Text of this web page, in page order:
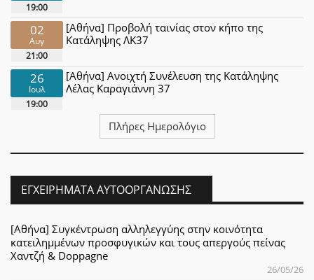
19:00
02
Αυγ
21:00
[Αθήνα] Προβολή ταινίας στον κήπο της
Κατάληψης ΛΚ37
26
Ιουλ
19:00
[Αθήνα] Ανοιχτή Συνέλευση της Κατάληψης
Λέλας Καραγιάννη 37
Πλήρες Ημερολόγιο
ΕΓΧΕΙΡΉΜΑΤΑ ΑΥΤΟΟΡΓΆΝΩΣΗΣ
[Αθήνα] Συγκέντρωση αλληλεγγύης στην κοινότητα
κατειλημμένων προσφυγικών και τους απεργούς πείνας
Χαντζή & Doppagne
26/05/26